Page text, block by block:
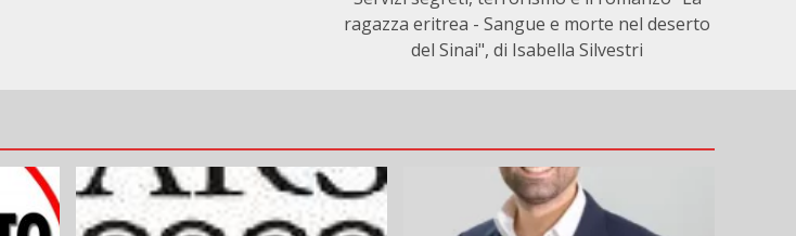
ragazza eritrea - Sangue e morte nel deserto
del Sinai", di Isabella Silvestri